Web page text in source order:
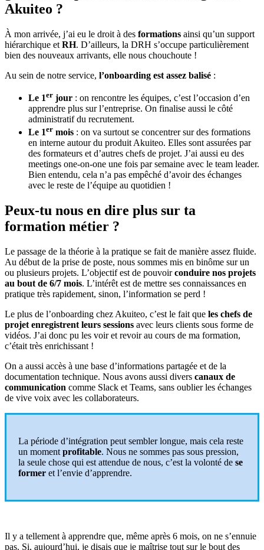
Akuiteo ?
À mon arrivée, j’ai eu le droit à des formations ainsi qu’un support
hiérarchique et RH. D’ailleurs, la DRH s’occupe particulièrement
bien des nouveaux arrivants, elle nous chouchoute !
Au sein de notre service, l’onboarding est assez balisé :
Le 1er jour : on rencontre les équipes, c’est l’occasion d’en
apprendre plus sur l’entreprise. On finalise aussi le côté
administratif du recrutement.
Le 1er mois : on va surtout se concentrer sur des formations
en interne autour du produit Akuiteo. Elles sont assurées par
des formateurs et d’autres chefs de projet. J’ai aussi eu des
meetings one-on-one une fois par semaine avec le team leader.
Bien entendu, cela n’a pas empêché d’avoir des échanges
avec le reste de l’équipe au quotidien !
Peux-tu nous en dire plus sur ta
formation métier ?
Le passage de la théorie à la pratique se fait de manière assez fluide.
Au début de la prise de poste, nous sommes mis en binôme sur un
ou plusieurs projets. L’objectif est de pouvoirconduire nos projets
au bout de 6/7 mois. L’intérêt est de mettre ses connaissances en
pratique très rapidement, sinon, l’information se perd !
Le plus de l’onboarding chez Akuiteo, c’est le fait que les chefs de
projet enregistrent leurs sessions avec leurs clients sous forme de
vidéos. J’ai donc pu les voir et revoir au cours de ma formation,
c’était très enrichissant !
On a aussi accès à une base d’informations partagée et de la
documentation technique. Nous avons aussi divers canaux de
communication comme Slack et Teams, sans oublier les échanges
de vive voix avec les collaborateurs.
La période d’intégration peut sembler longue, mais cela reste
un moment profitable. Nous ne sommes pas sous pression,
la seule chose qui est attendue de nous, c’est la volonté de se
former et l’envie d’apprendre.
Il y a tellement à apprendre que, même après 6 mois, on ne s’ennuie
pas. Si, aujourd’hui, je disais que je maîtrise tout sur le bout des